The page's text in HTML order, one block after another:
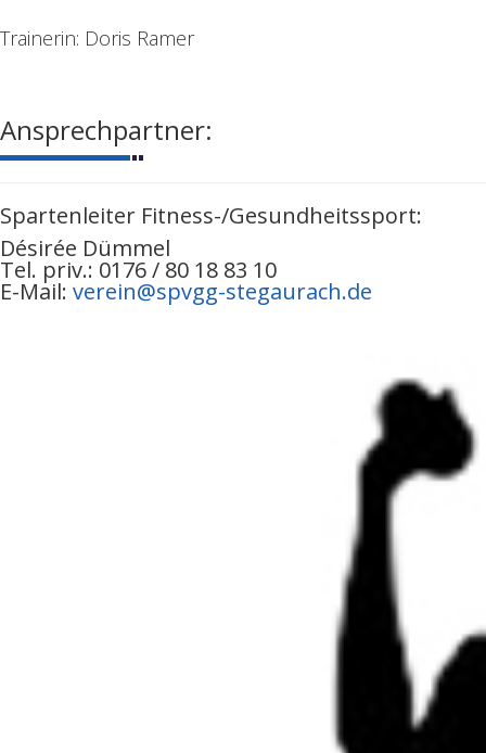
Trainerin: Doris Ramer
Ansprechpartner:
Spartenleiter Fitness-/Gesundheitssport:
Désirée Dümmel
Tel. priv.: 0176 / 80 18 83 10
E-Mail: verein@spvgg-stegaurach.de